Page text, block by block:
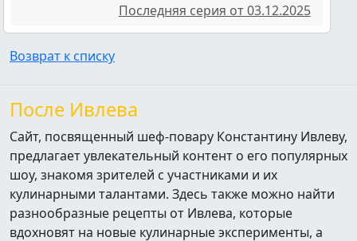
Последняя серия от 03.12.2025
Возврат к списку
После Ивлева
Сайт, посвященный шеф-повару Константину Ивлеву,
предлагает увлекательный контент о его популярных
шоу, знакомя зрителей с участниками и их
кулинарными талантами. Здесь также можно найти
разнообразные рецепты от Ивлева, которые
вдохновят на новые кулинарные эксперименты, а